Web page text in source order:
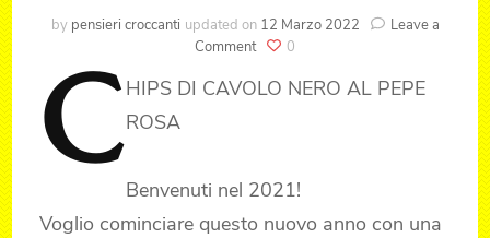
by pensieri croccanti updated on 12 Marzo 2022
Leave a
Commenton
DI
ROSA
0
C HIPS DI CAVOLO NERO AL PEPE
ROSA
Benvenuti nel 2021!
Voglio cominciare questo nuovo anno con una